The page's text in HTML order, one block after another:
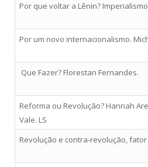
Por que voltar a Lênin?
Por um novo internacionalismo.
Que Fazer? Florestan Fernandes.
Reforma ou Revolução? Hannah
Vale. LS
Revolução e contra-revolução,